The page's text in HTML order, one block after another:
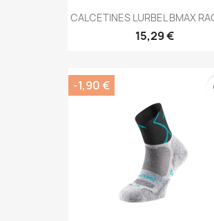
CALCETINES LURBEL BMAX
15,29 €
-1,90 €